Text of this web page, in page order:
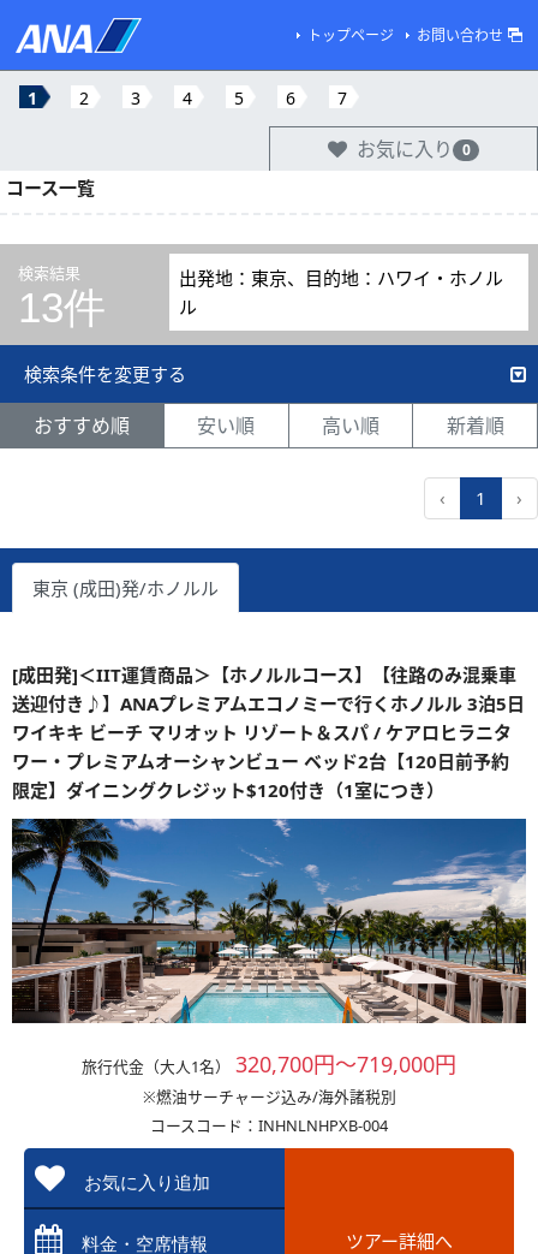
トップページ お問い合わせ
1 2 3 4 5 6 7
お気に入り 0
コース一覧
検索結果
13件
出発地：東京、目的地：ハワイ・ホノル
ル
検索条件を変更する
おすすめ順 安い順 高い順 新着順
‹ 1 ›
東京 (成田)発/ホノルル
[成田発]＜IIT運賃商品＞【ホノルルコース】【往路のみ混乗車
送迎付き♪】ANAプレミアムエコノミーで行くホノルル 3泊5日
ワイキキ ビーチ マリオット リゾート＆スパ / ケアロヒラニタ
ワー・プレミアムオーシャンビュー ベッド2台【120日前予約
限定】ダイニングクレジット$120付き（1室につき）
旅行代金（大人1名） 320,700円～719,000円
※燃油サーチャージ込み/海外諸税別
コースコード：INHNLNHPXB-004
お気に入り追加
料金・空席情報 ツアー詳細へ